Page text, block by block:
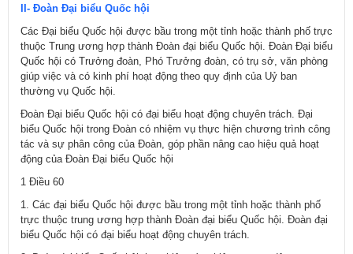
II- Đoàn Đại biểu Quốc hội
Các Đại biểu Quốc hội được bầu trong một tỉnh hoặc thành phố trực
thuộc Trung ương hợp thành Đoàn đại biểu Quốc hội. Đoàn Đại biểu
Quốc hội có Trưởng đoàn, Phó Trưởng đoàn, có trụ sở, văn phòng
giúp việc và có kinh phí hoạt động theo quy định của Uỷ ban
thường vụ Quốc hội.
Đoàn Đại biểu Quốc hội có đại biểu hoạt động chuyên trách. Đại
biểu Quốc hội trong Đoàn có nhiệm vụ thực hiện chương trình công
tác và sự phân công của Đoàn, góp phần nâng cao hiệu quả hoạt
động của Đoàn Đại biểu Quốc hội
1 Điều 60
1. Các đại biểu Quốc hội được bầu trong một tỉnh hoặc thành phố
trực thuộc trung ương hợp thành Đoàn đại biểu Quốc hội. Đoàn đại
biểu Quốc hội có đại biểu hoạt động chuyên trách.